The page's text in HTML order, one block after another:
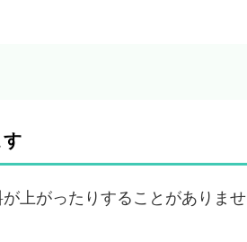
上がったりすることがありませ